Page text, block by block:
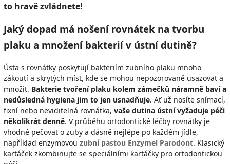
to hravě zvládnete!
Jaký dopad má nošení rovnátek na tvorbu
plaku a množení bakterií v ústní dutině?
Ústa s rovnátky poskytují bakteriím zubního plaku mnoho
zákoutí a skrytých míst, kde se mohou nepozorovaně usazovat a
množit. Bakterie tvoření plaku kolem zámečků náramně baví a
nedůsledná hygiena jim to jen usnadňuje. Ať už nosíte snímací,
fixní nebo neviditelná rovnátka, vaše dutina ústní vyžaduje péči
několikrát denně. V průběhu ortodontické léčby rovnátky je
vhodné pečovat o zuby a dásně nejlépe po každém jídle,
například enzymovou zubní pastou Enzymel Parodont. Klasický
kartáček zkombinujte se speciálními kartáčky pro ortodontickou